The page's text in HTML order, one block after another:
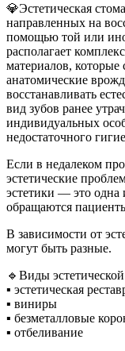
💎Эстетическая
направленных на
помощью той или
располагает
материалов, которые
анатомические
восстанавливать
вид зубов ранее
индивидуальных
недостаточного
Если в недалеком
эстетические
эстетики — это
обращаются
В зависимости от
могут быть разные.
🔹Виды
▪︎ эстетическая
▪︎ виниры
▪︎ безметалловые
▪︎ отбеливание